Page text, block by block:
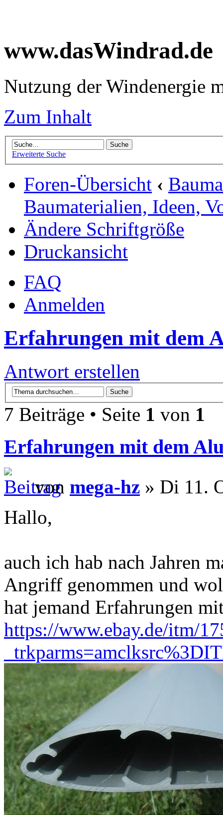
www.dasWindrad.de
Nutzung der Windenergie
Zum Inhalt
Erweiterte Suche
Foren-Übersicht ‹
Baumaterialien, Ideen,
Ändere Schriftgröße
Druckansicht
FAQ
Anmelden
Erfahrungen mit dem
Antwort erstellen
7 Beiträge • Seite 1 von 1
Erfahrungen mit dem
von mega-hz » Di 11.
Hallo,
auch ich hab nach Jahren
Angriff genommen und
hat jemand Erfahrungen
https://www.ebay.de/itm/